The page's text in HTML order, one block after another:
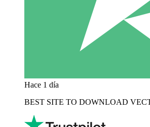
Hace 1 día
BEST SITE TO DOWNLOAD